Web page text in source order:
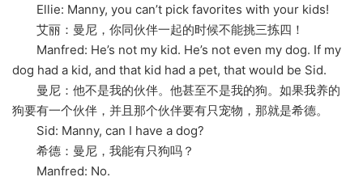
Ellie: Manny, you can’t pick favorites with your kids!
艾丽：曼尼，你同伙伴一起的时候不能挑三拣四！
Manfred: He’s not my kid. He’s not even my dog. If my
dog had a kid, and that kid had a pet, that would be Sid.
曼尼：他不是我的伙伴。他甚至不是我的狗。如果我养的
狗要有一个伙伴，并且那个伙伴要有只宠物，那就是希德。
Sid: Manny, can I have a dog?
希德：曼尼，我能有只狗吗？
Manfred: No.